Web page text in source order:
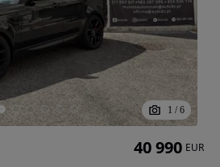
1 / 6
40 990 EUR